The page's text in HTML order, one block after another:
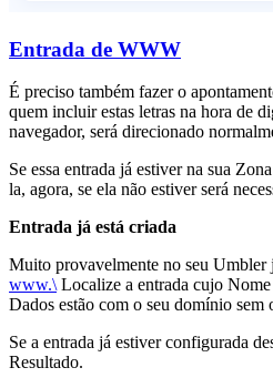
Entrada de WWW
É preciso também fazer o
quem incluir estas letras na hora de
navegador, será direcionado
Se essa entrada já estiver na sua
la, agora, se ela não estiver será
Entrada já está criada
Muito provavelmente no seu Umbler
www.\ Localize a entrada cujo Nome
Dados estão com o seu domínio sem
Se a entrada já estiver configurada
Resultado.